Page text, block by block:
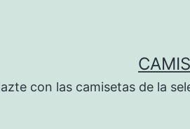
con las camisetas de la